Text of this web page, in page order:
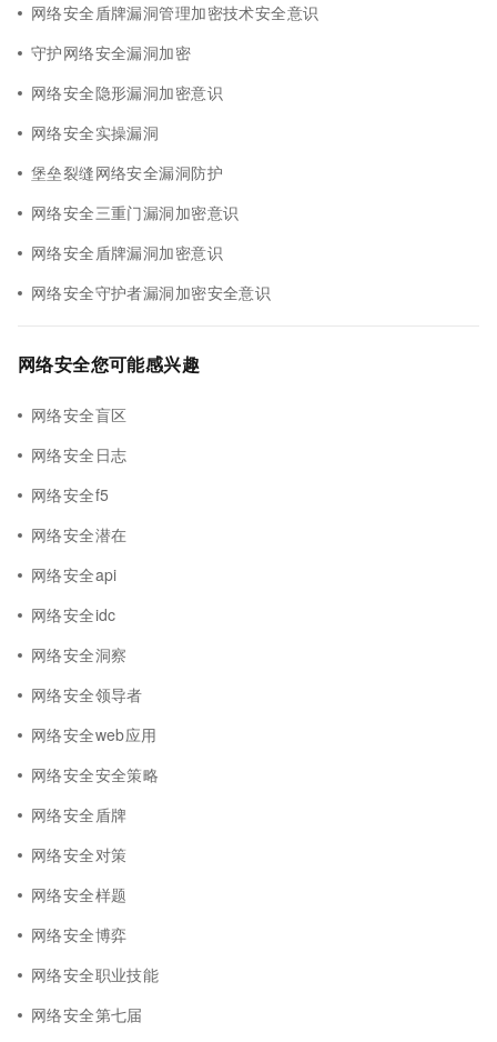
网络安全盾牌漏洞管理加密技术安全意识
守护网络安全漏洞加密
网络安全隐形漏洞加密意识
网络安全实操漏洞
堡垒裂缝网络安全漏洞防护
网络安全三重门漏洞加密意识
网络安全盾牌漏洞加密意识
网络安全守护者漏洞加密安全意识
网络安全您可能感兴趣
网络安全盲区
网络安全日志
网络安全f5
网络安全潜在
网络安全api
网络安全idc
网络安全洞察
网络安全领导者
网络安全web应用
网络安全安全策略
网络安全盾牌
网络安全对策
网络安全样题
网络安全博弈
网络安全职业技能
网络安全第七届